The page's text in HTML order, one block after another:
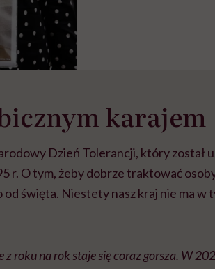
karajem
Dzień Tolerancji, który został
r. O tym, żeby dobrze traktować
od święta. Niestety nasz kraj nie ma
z roku na rok staje się coraz gorsza. W